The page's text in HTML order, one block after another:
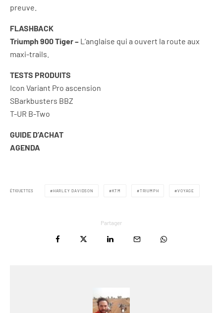
preuve.
FLASHBACK
Triumph 900 Tiger – L’anglaise qui a ouvert la route aux
maxi-trails.
TESTS PRODUITS
Icon Variant Pro ascension
SBarkbusters BBZ
T-UR B-Two
GUIDE D’ACHAT
AGENDA
ÉTIQUETTES HARLEY DAVIDSON KTM TRIUMPH VOYAGE
Partager